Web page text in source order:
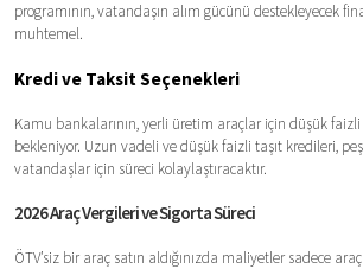
programının, vatandaşın alım gücünü destekleyecek
muhtemel.
Kredi ve Taksit Seçenekleri
Kamu bankalarının, yerli üretim araçlar için düşük
bekleniyor. Uzun vadeli ve düşük faizli taşıt kredileri,
vatandaşlar için süreci kolaylaştıracaktır.
2026 Araç Vergileri ve Sigorta Süreci
ÖTV’siz bir araç satın aldığınızda maliyetler sadece